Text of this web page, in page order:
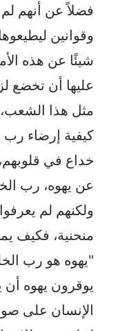
فضلاً عن أنهم
وقوانين
شيئًا عن هذه
عليها أن تخضع
مثل هذا
كيفية إرضاء رب
خداع في
عن يهوه، رب
ولكنهم لم
منحنية، فكيف
"يهوه هو رب
يوقرون يهوه
الإنسان على